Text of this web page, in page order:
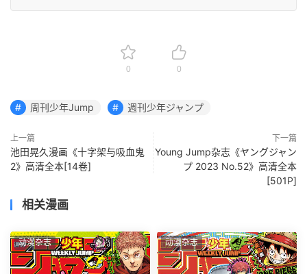
0 0
周刊少年Jump 週刊少年ジャンプ
上一篇
池田晃久漫画《十字架与吸血鬼
2》高清全本[14卷]
下一篇
Young Jump杂志《ヤングジャン
プ 2023 No.52》高清全本
[501P]
相关漫画
动漫杂志 动漫杂志